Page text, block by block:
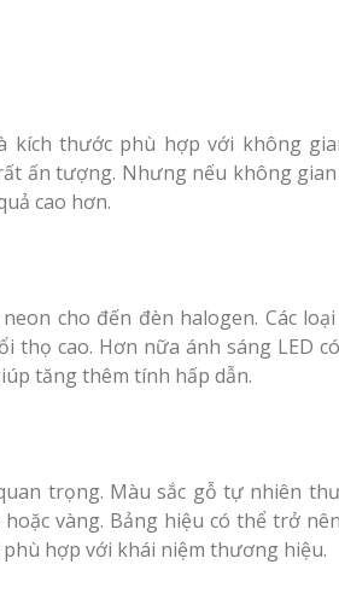
kích thước phù hợp với không
ấn tượng. Nhưng nếu không
cao hơn.
cho đến đèn halogen. Các
cao. Hơn nữa ánh sáng LED
tăng thêm tính hấp dẫn.
trọng. Màu sắc gỗ tự nhiên
vàng. Bảng hiệu có thể trở
hợp với khái niệm thương hiệu.